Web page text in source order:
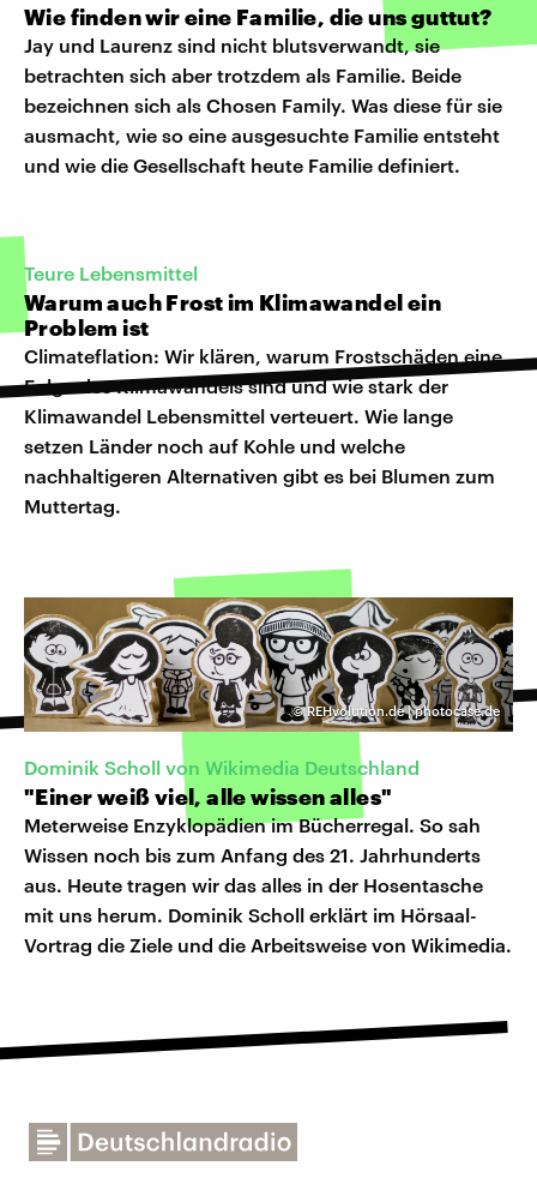
Wie finden wir eine Familie, die uns guttut?
Jay und Laurenz sind nicht blutsverwandt, sie
betrachten sich aber trotzdem als Familie. Beide
bezeichnen sich als Chosen Family. Was diese für sie
ausmacht, wie so eine ausgesuchte Familie entsteht
und wie die Gesellschaft heute Familie definiert.
Teure Lebensmittel
Warum auch Frost im Klimawandel ein
Problem ist
Climateflation: Wir klären, warum Frostschäden eine
Folge des Klimawandels sind und wie stark der
Klimawandel Lebensmittel verteuert. Wie lange
setzen Länder noch auf Kohle und welche
nachhaltigeren Alternativen gibt es bei Blumen zum
Muttertag.
©REHvolution.de | photocase.de
Dominik Scholl von Wikimedia Deutschland
"Einer weiß viel, alle wissen alles"
Meterweise Enzyklopädien im Bücherregal. So sah
Wissen noch bis zum Anfang des 21. Jahrhunderts
aus. Heute tragen wir das alles in der Hosentasche
mit uns herum. Dominik Scholl erklärt im Hörsaal-
Vortrag die Ziele und die Arbeitsweise von Wikimedia.